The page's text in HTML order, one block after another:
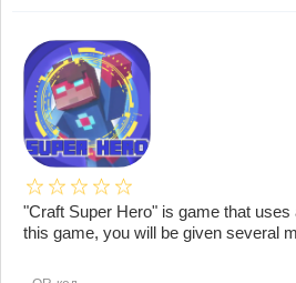
"Craft Super Hero" is game that uses
this game, you will be given several